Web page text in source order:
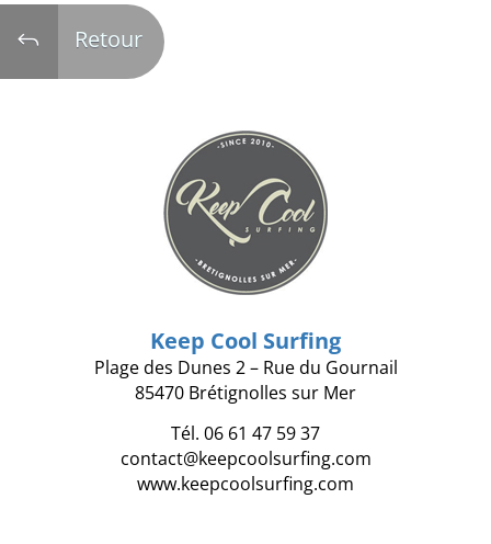
J Retour
Keep Cool Surfing
Plage des Dunes 2 – Rue du Gournail
85470 Brétignolles sur Mer
Tél. 06 61 47 59 37
contact@keepcoolsurfing.com
www.keepcoolsurfing.com